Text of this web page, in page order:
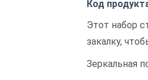
Код
Этот набор
закалку,
Зеркальная